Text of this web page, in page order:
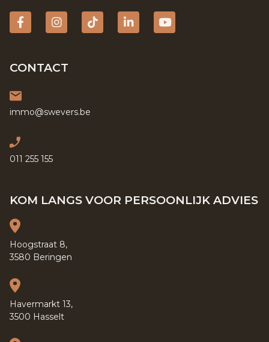
FacebookInstagram
tiktokLinkedinYouTube
CONTACT
immo@swevers.be
011 255 155
KOM LANGS VOOR PERSOONLIJK ADVIES
Hoogstraat 8,
3580 Beringen
Havermarkt 13,
3500 Hasselt